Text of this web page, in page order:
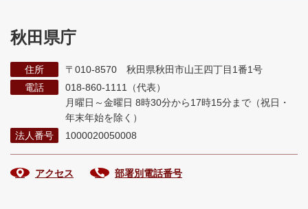
秋田県庁
住所
〒010-8570 秋田県秋田市山王四丁目1番1号
電話
018-860-1111（代表）
月曜日～金曜日 8時30分から17時15分まで （祝日・
年末年始を除く）
法人番号
1000020050008
アクセス 部署別電話番号